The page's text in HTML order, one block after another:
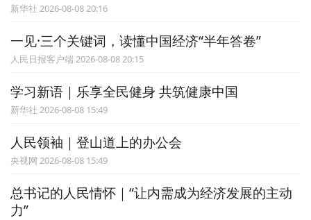
新华社 2026-08-08 20:16
一见·三个关键词，读懂中国经济“半年答卷”
人民日报客户端 2026-08-08 20:15
学习新语｜乐享全民健身 共筑健康中国
新华社 2026-08-08 15:49
人民领袖｜登山道上的办公会
央视网 2026-08-08 15:49
总书记的人民情怀｜“让内需成为经济发展的主动
力”